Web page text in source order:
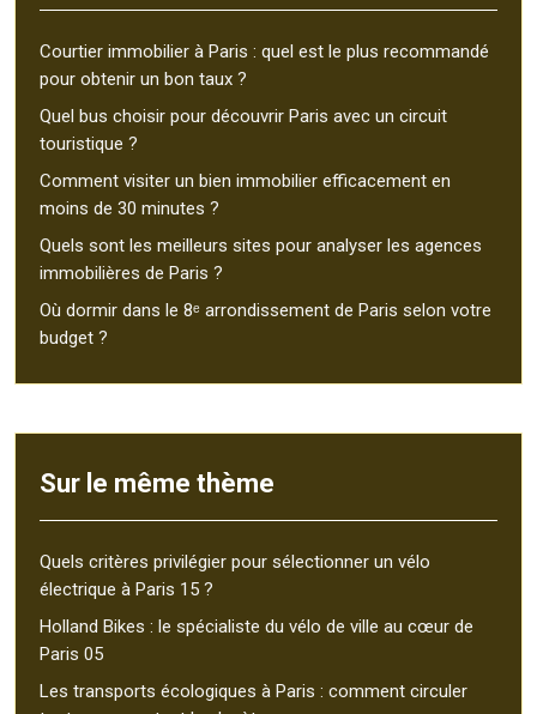
Courtier immobilier à Paris : quel est le plus recommandé
pour obtenir un bon taux ?
Quel bus choisir pour découvrir Paris avec un circuit
touristique ?
Comment visiter un bien immobilier efficacement en
moins de 30 minutes ?
Quels sont les meilleurs sites pour analyser les agences
immobilières de Paris ?
Où dormir dans le 8ᵉ arrondissement de Paris selon votre
budget ?
Sur le même thème
Quels critères privilégier pour sélectionner un vélo
électrique à Paris 15 ?
Holland Bikes : le spécialiste du vélo de ville au cœur de
Paris 05
Les transports écologiques à Paris : comment circuler